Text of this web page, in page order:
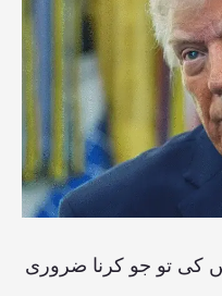
کی تو جو کرنا ضروری